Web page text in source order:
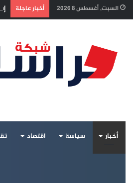
السبت, أغسطس 8 2026 أخبار عاجلة
أخبار سياسة اقتصاد